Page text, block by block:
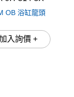
OB 浴缸龍頭
加入詢價 +